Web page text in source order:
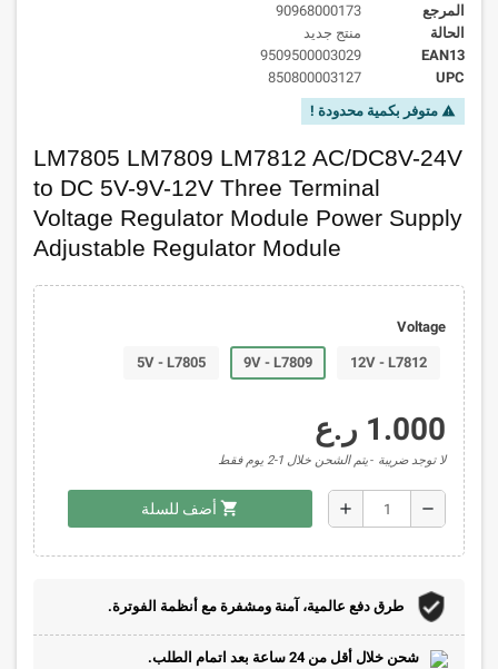
المرجع
90968000173
الحالة
منتج جديد
EAN13
9509500003029
UPC
850800003127
warning متوفر بكمية محدودة !
LM7805 LM7809 LM7812 AC/DC8V-24V
to DC 5V-9V-12V Three Terminal
Voltage Regulator Module Power Supply
Adjustable Regulator Module
Voltage
12V - L7812
9V - L7809
5V - L7805
1.000 ر.ع
لا توجد ضريبة يتم الشحن خلال 1-2 يوم فقط
remove
add
shopping_cart أضف للسلة
طرق دفع عالمية، آمنة ومشفرة مع أنظمة الفوترة.
شحن خلال أقل من 24 ساعة بعد اتمام الطلب.